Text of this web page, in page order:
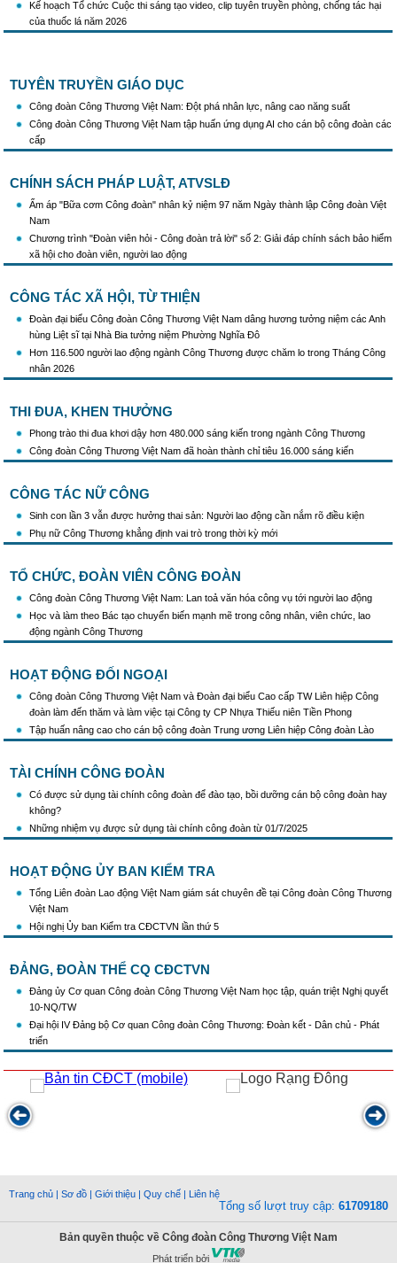
của thuốc lá năm 2026
KH Triển khai Ch/tr hành động của CĐCTVN thực hiện Chỉ thị số 58/CT-TW ngày
tình hình mới"
truyền thống, ngày thành lập, ngày tái lập sau sắp xếp tổ chức bộ máy của hệ thống
chính trị
Triển khai truyền thông "Chiến dịch 500 ngày đêm đẩy mạnh thực hiện tìm kiếm, quy
Hướng dẫn tuyên truyền kỷ niệm 97 năm Ngày thành lập Công đoàn Việt Nam
(28/7/1929 - 28/7/2026)
Triển khai thực hiện Chỉ thị số 25/CT-TTg của Thủ tướng Chính phủ về tăng cường
công tác phòng, chống buôn lậu, vận chuyển, sản xuất, mua bán, tàng trữ, sử dụng
trái phép thuốc lá trong tình hình mới
TUYÊN TRUYỀN GIÁO DỤC
Công đoàn Công Thương Việt Nam: Đột phá nhân lực, nâng cao năng suất
Công đoàn Công Thương Việt Nam tập huấn ứng dụng AI cho cán bộ công đoàn các
cấp
CHÍNH SÁCH PHÁP LUẬT, ATVSLĐ
Ấm áp "Bữa cơm Công đoàn" nhân kỷ niệm 97 năm Ngày thành lập Công đoàn Việt
Nam
Chương trình "Đoàn viên hỏi - Công đoàn trả lời" số 2: Giải đáp chính sách bảo hiểm
xã hội cho đoàn viên, người lao động
CÔNG TÁC XÃ HỘI, TỪ THIỆN
Đoàn đại biểu Công đoàn Công Thương Việt Nam dâng hương tưởng niệm các Anh
hùng Liệt sĩ tại Nhà Bia tưởng niệm Phường Nghĩa Đô
Hơn 116.500 người lao động ngành Công Thương được chăm lo trong Tháng Công
nhân 2026
THI ĐUA, KHEN THƯỞNG
Phong trào thi đua khơi dậy hơn 480.000 sáng kiến trong ngành Công Thương
Công đoàn Công Thương Việt Nam đã hoàn thành chỉ tiêu 16.000 sáng kiến
CÔNG TÁC NỮ CÔNG
Sinh con lần 3 vẫn được hưởng thai sản: Người lao động cần nắm rõ điều kiện
Phụ nữ Công Thương khẳng định vai trò trong thời kỳ mới
TỔ CHỨC, ĐOÀN VIÊN CÔNG ĐOÀN
Công đoàn Công Thương Việt Nam: Lan toả văn hóa công vụ tới người lao động
Học và làm theo Bác tạo chuyển biến mạnh mẽ trong công nhân, viên chức, lao
động ngành Công Thương
HOẠT ĐỘNG ĐỐI NGOẠI
Công đoàn Công Thương Việt Nam và Đoàn đại biểu Cao cấp TW Liên hiệp Công
đoàn làm đến thăm và làm việc tại Công ty CP Nhựa Thiếu niên Tiền Phong
Tập huấn nâng cao cho cán bộ công đoàn Trung ương Liên hiệp Công đoàn Lào
TÀI CHÍNH CÔNG ĐOÀN
Có được sử dụng tài chính công đoàn để đào tạo, bồi dưỡng cán bộ công đoàn hay
không?
Những nhiệm vụ được sử dụng tài chính công đoàn từ 01/7/2025
HOẠT ĐỘNG ỦY BAN KIỂM TRA
Tổng Liên đoàn Lao động Việt Nam giám sát chuyên đề tại Công đoàn Công Thương
Việt Nam
Hội nghị Ủy ban Kiểm tra CĐCTVN lần thứ 5
ĐẢNG, ĐOÀN THỂ CQ CĐCTVN
Đảng ủy Cơ quan Công đoàn Công Thương Việt Nam học tập, quán triệt Nghị quyết
10-NQ/TW
Đại hội IV Đảng bộ Cơ quan Công đoàn Công Thương: Đoàn kết - Dân chủ - Phát
triển
Trang chủ | Sơ đồ | Giới thiệu | Quy chế | Liên hệ
Tổng số lượt truy cập: 61709180
Bản quyền thuộc về Công đoàn Công Thương Việt Nam
Phát triển bởi